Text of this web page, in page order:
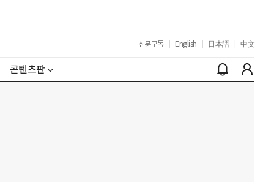
신문구독 English 日本語 中文
콘텐츠판